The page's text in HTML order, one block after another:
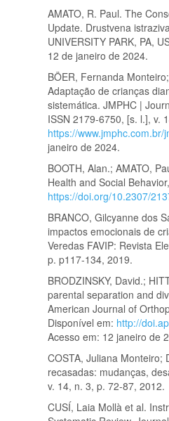
AMATO, R. Paul. The
Update. Drustvena
UNIVERSITY PARK, PA,
12 de janeiro de 2024.
BÖER, Fernanda
Adaptação de crianças
sistemática. JMPHC |
ISSN 2179-6750, [s. l.], v.
https://
janeiro de 2024.
BOOTH, Alan.; AMATO,
Health and Social
https://doi.org/10.2307/
BRANCO, Gilcyanne dos
impactos emocionais de
Veredas FAVIP: Revista
p. p117-134, 2019.
BRODZINSKY, David.;
parental separation and
American Journal of
Disponível em: http://
Acesso em: 12 janeiro de
COSTA, Juliana Monteiro;
recasadas: mudanças,
v. 14, n. 3, p. 72-87, 2012.
CUSÍ, Laia Mollà et al.